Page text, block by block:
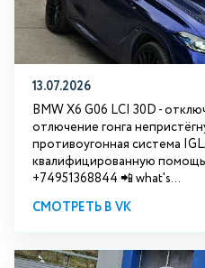
13.07.2026
BMW X6 G06 LCI 30D -
отлючение гонга
противоугонная система
квалифицированную
+74951368844 📲 what's...
СМОТРЕТЬ В VK